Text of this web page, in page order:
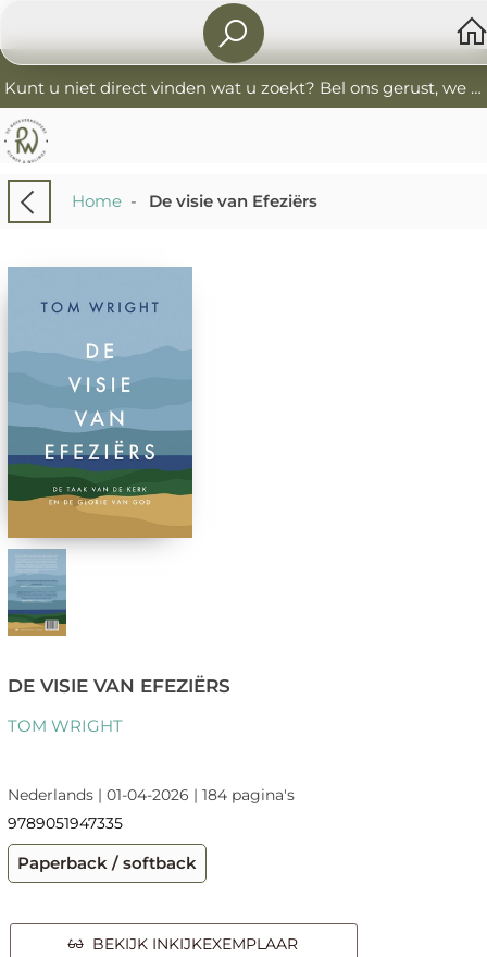
Kunt u niet direct vinden wat u zoekt? Bel ons gerust, we helpen u graag. 0341-552405 De Boekverkoopers
Home- De visie van Efeziërs
DE VISIE VAN EFEZIËRS
TOM WRIGHT
Nederlands | 01-04-2026 | 184 pagina's
9789051947335
Paperback / softback
BEKIJK INKIJKEXEMPLAAR